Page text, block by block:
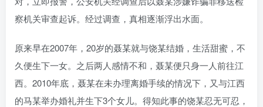
察机关审查起诉。经过调查，真相逐渐浮出水面。
原来早在2007年，20岁的聂某就与饶某结婚，生活甜蜜，不
久便生下一女。之后两人感情不和，聂某便只身一人前往江
西。2010年底，聂某在未办理离婚手续的情况下，又与江西
的马某举办婚礼并生下3个女儿。得知此事的饶某忍无可忍，